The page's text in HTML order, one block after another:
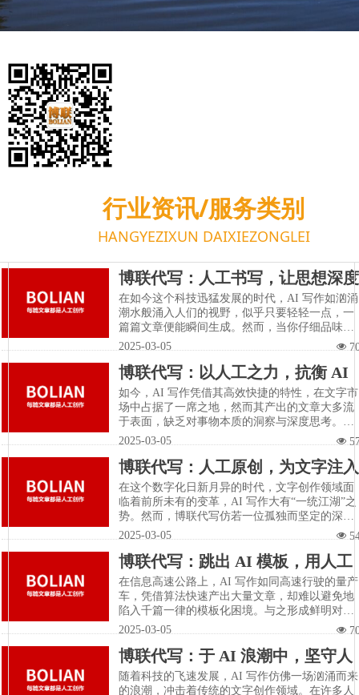
博联代写：人工书写，让思想深度
在文字间流淌
在如今这个科技迅猛发展的时代，AI 写作如汹涌
潮水般涌入人们的视野，似乎只要轻轻一点，一
篇篇文章便能瞬间生成。然而，当你仔细品味这
些由机器炮制出的文字时，却总会感觉缺了些至
如文字海洋中的一座灯塔，坚定地秉持人工书
写，让思想深度在每一个字符间自然流淌，为客
户点亮优质内容的希望之光。
넶
2025-03-05
博联代写：以人工之力，抗衡 AI
浮浅，书写深度思想华章
如今，AI 写作凭借其高效快捷的特性，在文字市
场中占据了一席之地，然而其产出的文章大多流
于表面，缺乏对事物本质的洞察与深度思考。与
之抗衡的博联代写，宛如一位文字战场上的勇
斩断浮浅的枷锁，书写出一篇篇震撼人心的深度
华章。
넶
2025-03-05
博联代写：人工原创，为文字注入
灵魂的深度行者
在这个数字化日新月异的时代，文字创作领域面
临着前所未有的变革，AI 写作大有“一统江湖”之
势。然而，博联代写仿若一位孤独而坚定的深度
行者，背负着对人工原创的坚守，穿梭于文字的
赋予其深邃的思想内涵。
넶
2025-03-05
博联代写：跳出 AI 模板，用人工
创作雕琢思想的璀璨明珠
在信息高速公路上，AI 写作如同高速行驶的量产
车，凭借算法快速产出大量文章，却难以避免地
陷入千篇一律的模板化困境。与之形成鲜明对比
的是，博联代写宛如一位技艺精湛的工匠，摒弃
篇作品，使之成为思想天空中璀璨夺目的明珠。
넶
2025-03-05
博联代写：于 AI 浪潮中，坚守人
工写作的初心与匠心
随着科技的飞速发展，AI 写作仿佛一场汹涌而来
的浪潮，冲击着传统的文字创作领域。在许多人
行业资讯/服务类别
HANGYEZIXUN DAIXIEZONGLEI